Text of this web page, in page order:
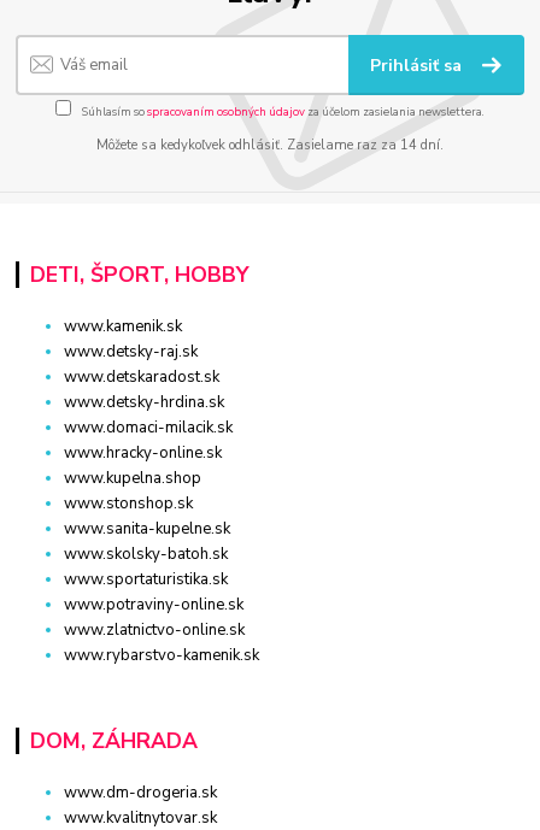
Prihlásiť sa
Súhlasím sospracovaním osobných údajov za účelom zasielania newslettera.
Môžete sa kedykoľvek odhlásiť. Zasielame raz za 14 dní.
DETI, ŠPORT, HOBBY
www.kamenik.sk
www.detsky-raj.sk
www.detskaradost.sk
www.detsky-hrdina.sk
www.domaci-milacik.sk
www.hracky-online.sk
www.kupelna.shop
www.stonshop.sk
www.sanita-kupelne.sk
www.skolsky-batoh.sk
www.sportaturistika.sk
www.potraviny-online.sk
www.zlatnictvo-online.sk
www.rybarstvo-kamenik.sk
DOM, ZÁHRADA
www.dm-drogeria.sk
www.kvalitnytovar.sk